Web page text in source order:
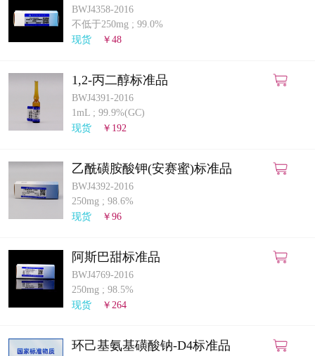
BWJ4358-2016
不低于250mg ; 99.0%
现货
￥48
1,2-丙二醇标准品
BWJ4391-2016
1mL ; 99.9%(GC)
现货
￥192
乙酰磺胺酸钾(安赛蜜)标准品
BWJ4392-2016
250mg ; 98.6%
现货
￥96
阿斯巴甜标准品
BWJ4769-2016
250mg ; 98.5%
现货
￥264
环己基氨基磺酸钠-D4标准品